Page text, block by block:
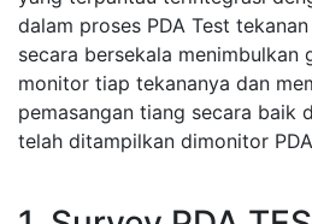
dalam proses PDA Test
secara bersekala menimbulkan
monitor tiap tekananya dan
pemasangan tiang secara baik
telah ditampilkan dimonitor